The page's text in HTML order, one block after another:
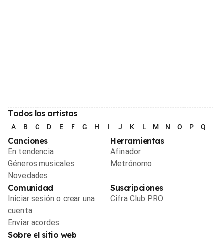
Todos los artistas
A B C D E F G H I J K L M N O P Q
Canciones
En tendencia
Géneros musicales
Novedades
Herramientas
Afinador
Metrónomo
Comunidad
Iniciar sesión o crear una
cuenta
Enviar acordes
Suscripciones
Cifra Club PRO
Sobre el sitio web